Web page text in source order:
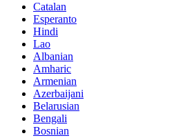
Catalan
Esperanto
Hindi
Lao
Albanian
Amharic
Armenian
Azerbaijani
Belarusian
Bengali
Bosnian